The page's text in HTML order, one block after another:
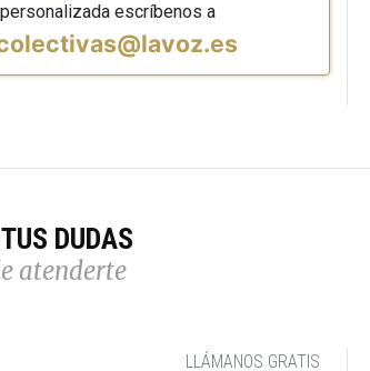
escríbenos a
DUDAS
atenderte
LLÁMANOS GRATIS